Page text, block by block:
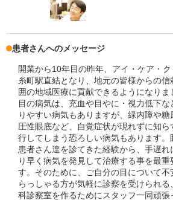
患者さんへのメッセージ
開業から10年目の昨年、アイ・ケア・
糸町駅直結となり、地元の皆様からの信
囲の地域医療に貢献できるようになりま
目の病気は、充血や目やに・視力低下
りやすい病気もありますが、緑内障や糖
圧性眼底など、自覚症状が現れずに知ら
行してしまう恐ろしい病気もあります
患者さん達を診てきた経験から、手遅れ
り早く病気を発見して治療する事を最重
す。そのために、ご自分の目について
らっしゃる方が気軽に診察を受けられ
科診察室を作るためにスタッフ一同頑張